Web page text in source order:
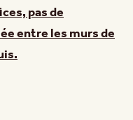
pas de
entre les murs de